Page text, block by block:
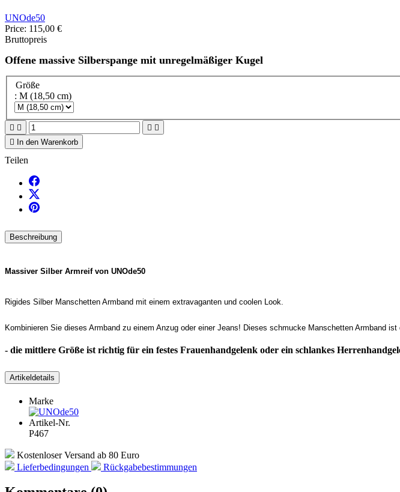
UNOde50
Price: 115,00 €
Bruttopreis
Offene massive Silberspange mit unregelmäßiger Kugel
Größe
: M (18,50 cm)
   

In den Warenkorb
Teilen
Beschreibung
Massiver Silber Armreif von UNOde50
Rigides Silber Manschetten Armband mit einem extravaganten und coolen Look.
Kombinieren Sie dieses Armband zu einem Anzug oder einer Jeans! Dieses schmucke Manschetten Armband
- die mittlere Größe ist richtig für ein festes Frauenhandgelenk oder ein schlankes
Artikeldetails
Marke
Artikel-Nr.
P467
Kostenloser Versand ab 80 Euro
Lieferbedingungen
Rückgabebestimmungen